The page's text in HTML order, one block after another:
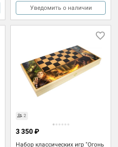
Уведомить о наличии
2
Набор классических игр "Огонь
3 350 ₽